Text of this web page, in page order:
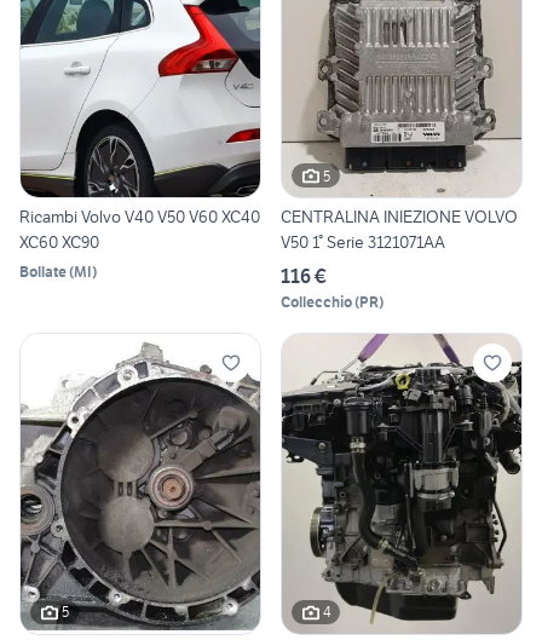
Ricambi Volvo V40 V50 V60 XC40
XC60 XC90
Bollate(MI)
5
CENTRALINA INIEZIONE VOLVO
V50 1° Serie 3121071AA
116 €
Collecchio(PR)
5 4